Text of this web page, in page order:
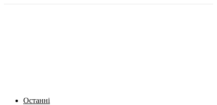
Останні